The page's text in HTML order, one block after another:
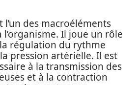
l’un des macroéléments
l’organisme. Il joue un rôle
régulation du rythme
pression artérielle. Il est
à la transmission des
et à la contraction